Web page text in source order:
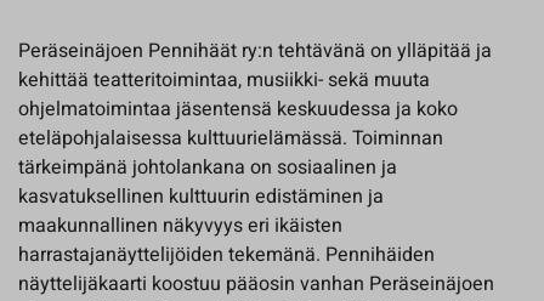
Peräseinäjoen Pennihäät ry:n tehtävänä on ylläpitää ja
kehittää teatteritoimintaa, musiikki- sekä muuta
ohjelmatoimintaa jäsentensä keskuudessa ja koko
eteläpohjalaisessa kulttuurielämässä. Toiminnan
tärkeimpänä johtolankana on sosiaalinen ja
kasvatuksellinen kulttuurin edistäminen ja
maakunnallinen näkyvyys eri ikäisten
harrastajanäyttelijöiden tekemänä. Pennihäiden
näyttelijäkaarti koostuu pääosin vanhan Peräseinäjoen